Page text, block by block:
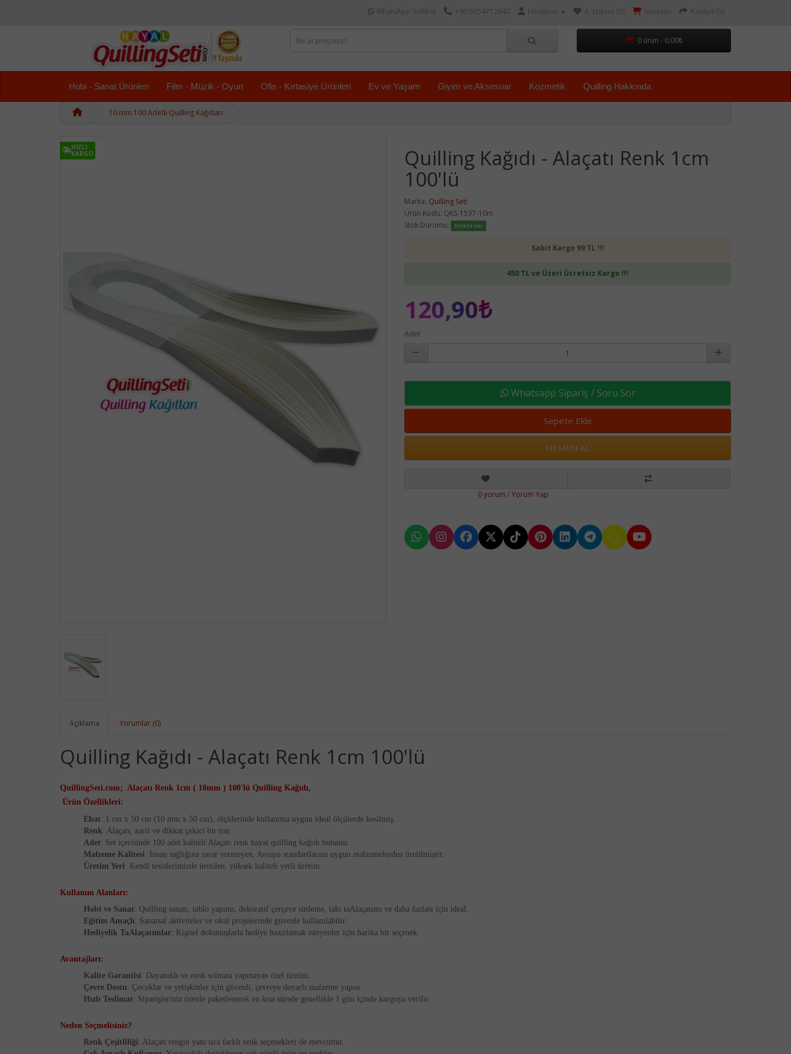
WhatsApp Sohbet +90 5054712642 Hesabım A. Listem (0) Sepetim Kasaya Git
0 ürün - 0,00₺
Hobi - Sanat Ürünleri Film - Müzik - Oyun Ofis - Kırtasiye Ürünleri Ev ve Yaşam Giyim ve Aksesuar Kozmetik Quilling Hakkında
10 mm 100 Adetli Quilling Kağıtları
HIZLI
KARGO
Quilling Kağıdı - Alaçatı Renk 1cm
100'lü
Marka: Quilling Seti
Ürün Kodu: QKS-1537-10m
Stok Durumu:
Stokta var
Sabit Kargo 99 TL !!!
450 TL ve Üzeri Ücretsiz Kargo !!!
120,90₺
Adet
Whatsapp Sipariş / Soru Sor
Sepete Ekle
HEMEN AL
0 yorum /Yorum Yap
Açıklama Yorumlar (0)
Quilling Kağıdı - Alaçatı Renk 1cm 100'lü
QuillingSeti.com; Alaçatı Renk 1cm ( 10mm ) 100'lü Quilling Kağıdı,
Ürün Özellikleri:
Ebat: 1 cm x 50 cm (10 mm x 50 cm), ölçülerinde kullanıma uygun ideal ölçülerde kesilmiş.
Renk: Alaçatı, zarif ve dikkat çekici bir ton.
Adet: Set içerisinde 100 adet kaliteli Alaçatı renk hayal quilling kağıdı bulunur.
Malzeme Kalitesi: İnsan sağlığına zarar vermeyen, Avrupa standartlarına uygun malzemelerden üretilmiştir.
Üretim Yeri: Kendi tesislerimizde üretilen, yüksek kaliteli yerli üretim.
Kullanım Alanları:
Hobi ve Sanat: Quilling sanatı, tablo yapımı, dekoratif çerçeve süsleme, takı taAlaçatımı ve daha fazlası için ideal.
Eğitim Amaçlı: Sanatsal aktiviteler ve okul projelerinde güvenle kullanılabilir.
Hediyelik TaAlaçatımlar: Kişisel dokunuşlarla hediye hazırlamak isteyenler için harika bir seçenek.
Avantajları:
Kalite Garantisi: Dayanıklı ve renk solması yapmayan özel üretim.
Çevre Dostu: Çocuklar ve yetişkinler için güvenli, çevreye duyarlı malzeme yapısı.
Hızlı Teslimat: Siparişleriniz özenle paketlenerek en kısa sürede genellikle 1 gün içinde kargoya verilir.
Neden Seçmelisiniz?
Renk Çeşitliliği: Alaçatı rengin yanı sıra farklı renk seçenekleri de mevcuttur.